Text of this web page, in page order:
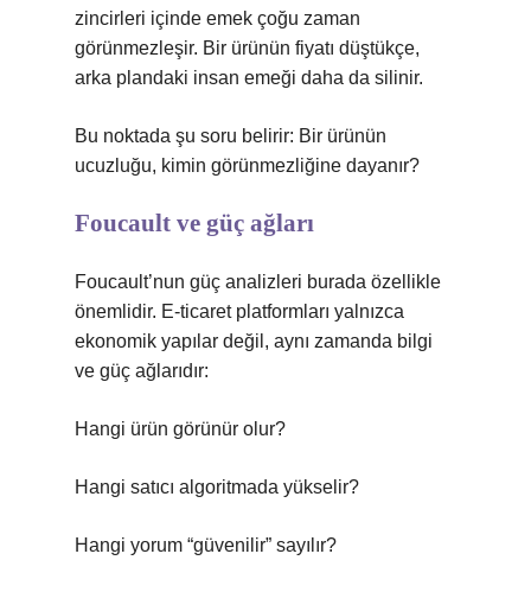
zincirleri içinde emek çoğu zaman
görünmezleşir. Bir ürünün fiyatı düştükçe,
arka plandaki insan emeği daha da silinir.
Bu noktada şu soru belirir: Bir ürünün
ucuzluğu, kimin görünmezliğine dayanır?
Foucault ve güç ağları
Foucault’nun güç analizleri burada özellikle
önemlidir. E-ticaret platformları yalnızca
ekonomik yapılar değil, aynı zamanda bilgi
ve güç ağlarıdır:
Hangi ürün görünür olur?
Hangi satıcı algoritmada yükselir?
Hangi yorum “güvenilir” sayılır?